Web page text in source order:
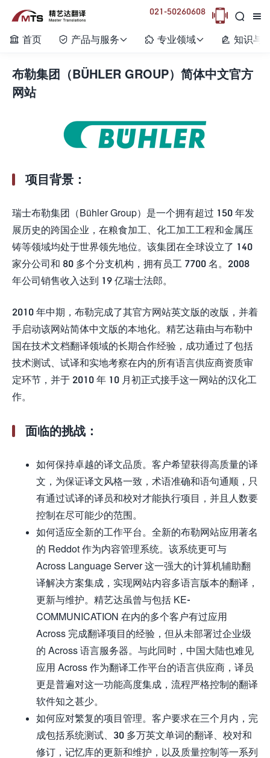


021-50260608 
 首页  产品与服务  专业领域  知识与
布勒集团（BÜHLER GROUP）简体中文官方
网站
项目背景：
瑞士布勒集团（Bühler Group）是一个拥有超过 150 年发
展历史的跨国企业，在粮食加工、化工加工工程和金属压
铸等领域均处于世界领先地位。该集团在全球设立了 140
家分公司和 80 多个分支机构，拥有员工 7700 名。2008
年公司销售收入达到 19 亿瑞士法郎。
2010 年中期，布勒完成了其官方网站英文版的改版，并着
手启动该网站简体中文版的本地化。精艺达藉由与布勒中
国在技术文档翻译领域的长期合作经验，成功通过了包括
技术测试、试译和实地考察在内的所有语言供应商资质审
定环节，并于 2010 年 10 月初正式接手这一网站的汉化工
作。
面临的挑战：
如何保持卓越的译文品质。客户希望获得高质量的译
文，为保证译文风格一致，术语准确和语句通顺，只
有通过试译的译员和校对才能执行项目，并且人数要
控制在尽可能少的范围。
如何适应全新的工作平台。全新的布勒网站应用著名
的 Reddot 作为内容管理系统。该系统更可与
Across Language Server 这一强大的计算机辅助翻
译解决方案集成，实现网站内容多语言版本的翻译，
更新与维护。精艺达虽曾与包括 KE-
COMMUNICATION 在内的多个客户有过应用
Across 完成翻译项目的经验，但从未部署过企业级
的 Across 语言服务器。与此同时，中国大陆也难见
应用 Across 作为翻译工作平台的语言供应商，译员
更是普遍对这一功能高度集成，流程严格控制的翻译
软件知之甚少。
如何应对繁复的项目管理。客户要求在三个月内，完
成包括系统测试、30 多万英文单词的翻译、校对和
修订，记忆库的更新和维护，以及质量控制等一系列